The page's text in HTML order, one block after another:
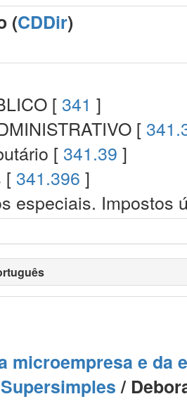
(CDDir)
[ 341 ]
[
[ 341.39 ]
[ 341.396 ]
especiais. Impostos
microempresa e da
/